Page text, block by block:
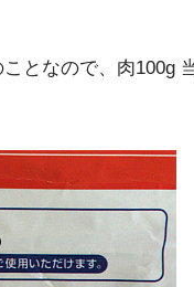
となので、肉100g